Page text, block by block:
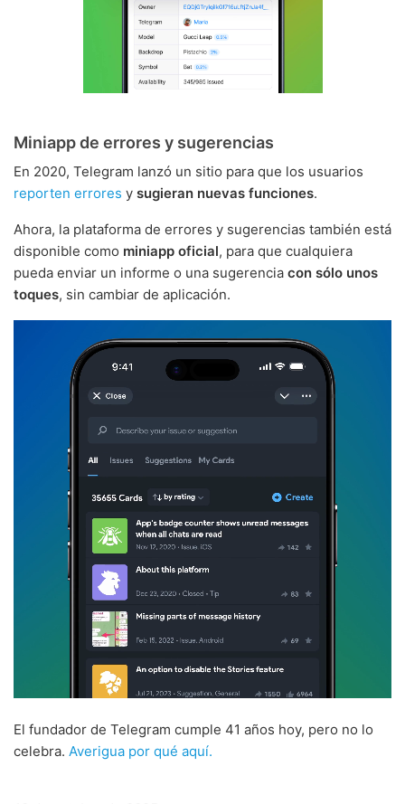
Miniapp de errores y sugerencias
En 2020, Telegram lanzó un sitio para que los usuarios
reporten errores y sugieran nuevas funciones.
Ahora, la plataforma de errores y sugerencias también está
disponible como miniapp oficial, para que cualquiera
pueda enviar un informe o una sugerencia con sólo unos
toques, sin cambiar de aplicación.
El fundador de Telegram cumple 41 años hoy, pero no lo
celebra. Averigua por qué aquí.